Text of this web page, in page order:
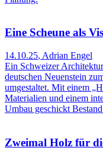
Eine Scheune als
14.10.25, Adrian Engel
Ein Schweizer
deutschen Neuenstein
umgestaltet. Mit einem
Materialien und einem
Umbau geschickt
Zweimal Holz für